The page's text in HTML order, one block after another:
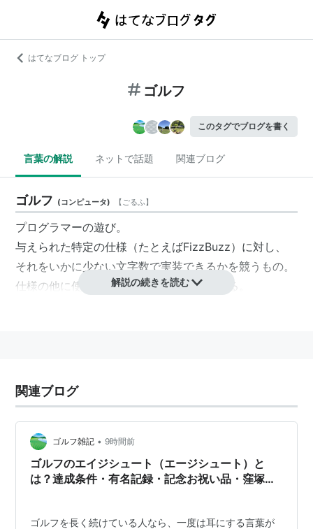
はてなブログ トップ
ゴルフ
このタグでブログを書く
言葉の解説 ネットで話題 関連ブログ
ゴルフ (コンピュータ) 【ごるふ】
プログラマーの遊び。
与えられた特定の仕様（たとえばFizzBuzz）に対し、
それをいかに少ない文字数で実装できるかを競うもの。
仕様の他に使う言語を指定されることもある。
ば必ずしもそうはならないことがある。
業務でプログラミングをする場合は、こういうゴルフ的
プログラミングは当然ながら嫌われる。
ゴルフ (一般 ごるふ
ドイツ・フォルクスワーゲン社が製造する、ハッチバッ
「小型乗用車のグローバル・スタンダード」として名高
解説の続きを読む
関連ブログ
ゴルフ雑記 • 9時間前
ゴルフのエイジシュート（エージシュート）と
は？達成条件・有名記録・記念お祝い品・窪塚洋
ゴルフを長く続けている人なら、一度は耳にする言葉が